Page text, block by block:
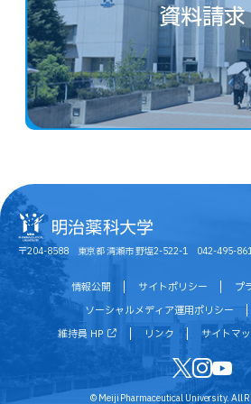
資料請求
〒204-8588 東京都 清瀬市 野塩2-522-1 042-495-
情報公開 サイトポリシー
プ
ソーシャルメディア運用ポリシー
維持員 HP
リンク サイトマ
© Meiji Pharmaceutical University. All